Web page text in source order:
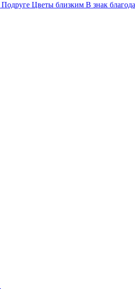
Подруге Цветы близким В знак